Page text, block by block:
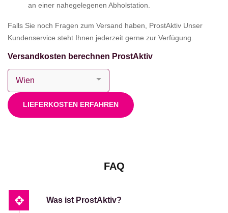
an einer nahegelegenen Abholstation.
Falls Sie noch Fragen zum Versand haben, ProstAktiv Unser
Kundenservice steht Ihnen jederzeit gerne zur Verfügung.
Versandkosten berechnen ProstAktiv
LIEFERKOSTEN ERFAHREN
FAQ
Was ist ProstAktiv?